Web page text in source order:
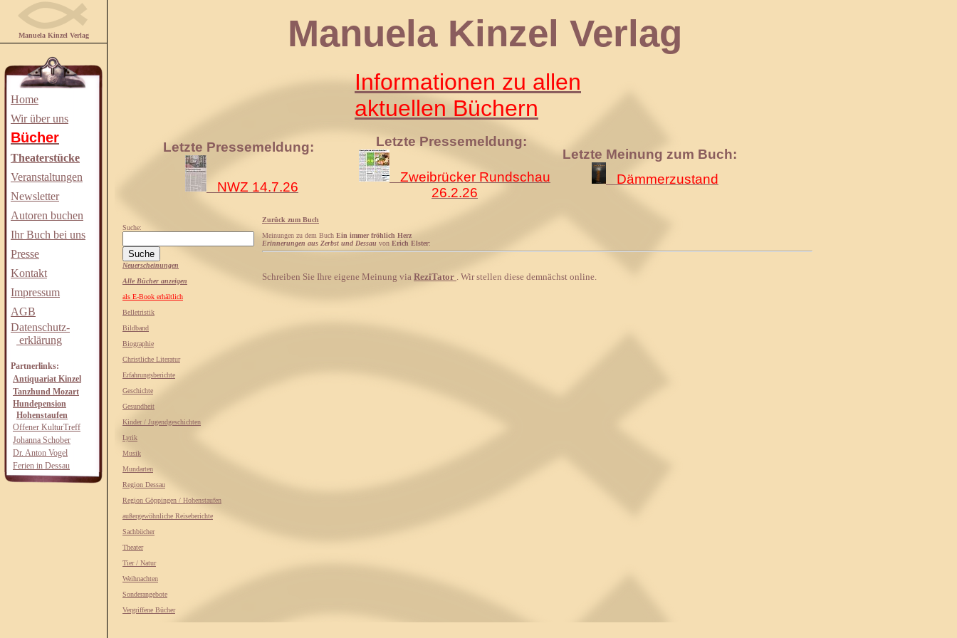
Manuela Kinzel Verlag
Home
Wir über uns
Bücher
Theaterstücke
Veranstaltungen
Newsletter
Autoren buchen
Ihr Buch bei uns
Presse
Kontakt
Impressum
AGB
Datenschutz-
erklärung
Partnerlinks:
Antiquariat Kinzel
Tanzhund Mozart
Hundepension
Hohenstaufen
Offener KulturTreff
Johanna Schober
Dr. Anton Vogel
Ferien in Dessau
Manuela Kinzel Verlag
Informationen zu allen
aktuellen Büchern
Letzte Pressemeldung:
NWZ 14.7.26
Letzte Pressemeldung:
Zweibrücker Rundschau
26.2.26
Letzte Meinung zum Buch:
Dämmerzustand
Suche:
Neuerscheinungen
Alle Bücher anzeigen
als E-Book erhältlich
Belletristik
Bildband
Biographie
Christliche Literatur
Erfahrungsberichte
Geschichte
Gesundheit
Kinder / Jugendgeschichten
Lyrik
Musik
Mundarten
Region Dessau
Region Göppingen / Hohenstaufen
außergewöhnliche Reiseberichte
Sachbücher
Theater
Tier / Natur
Weihnachten
Sonderangebote
Vergriffene Bücher
Zurück zum Buch
Meinungen zu dem Buch Ein immer fröhlich Herz
Erinnerungen aus Zerbst und Dessau von Erich Elster:
Schreiben Sie Ihre eigene Meinung via ReziTator . Wir stellen diese demnächst online.